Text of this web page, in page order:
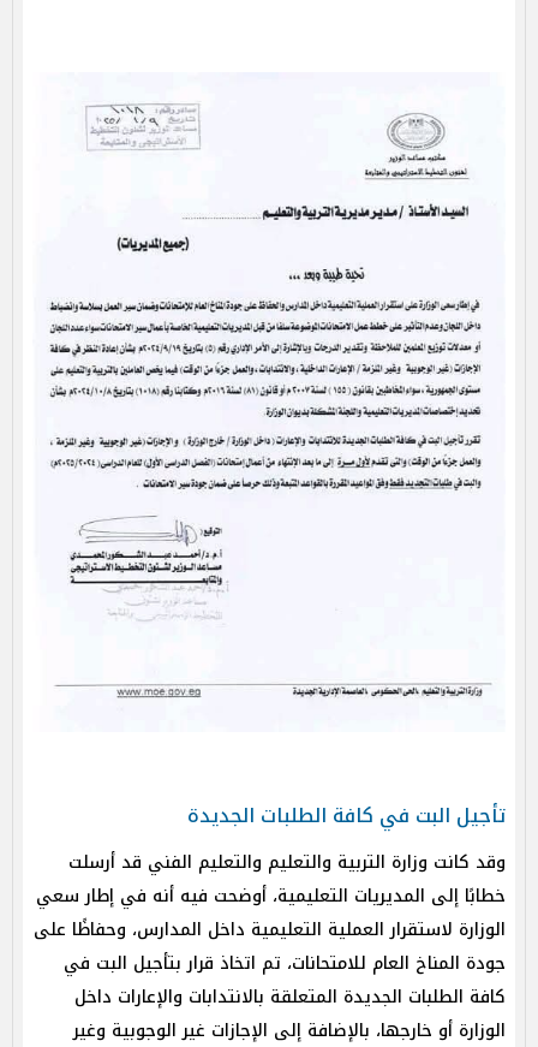
تأجيل البت في كافة الطلبات الجديدة
وقد كانت وزارة التربية والتعليم والتعليم الفني قد أرسلت
خطابًا إلى المديريات التعليمية، أوضحت فيه أنه في إطار سعي
الوزارة لاستقرار العملية التعليمية داخل المدارس، وحفاظًا على
جودة المناخ العام للامتحانات، تم اتخاذ قرار بتأجيل البت في
كافة الطلبات الجديدة المتعلقة بالانتدابات والإعارات داخل
الوزارة أو خارجها، بالإضافة إلى الإجازات غير الوجوبية وغير